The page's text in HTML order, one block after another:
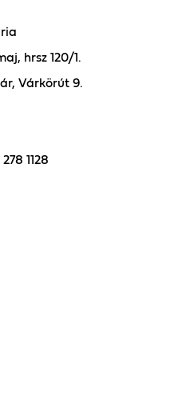
hrsz 120/1.
Várkörút 9.
1128